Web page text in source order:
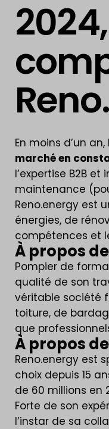
En moins d’un
marché en
l’expertise B2B
maintenance
Reno.energy est
énergies, de
compétences et
À propos
Pompier de
qualité de son
véritable société
toiture, de
que
À propos
Reno.energy est
choix depuis 15
de 60 millions en
Forte de son
l’instar de sa